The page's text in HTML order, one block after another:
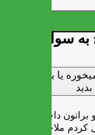
به سوالات شما
يا برنميگرده
داخل واتس اپ